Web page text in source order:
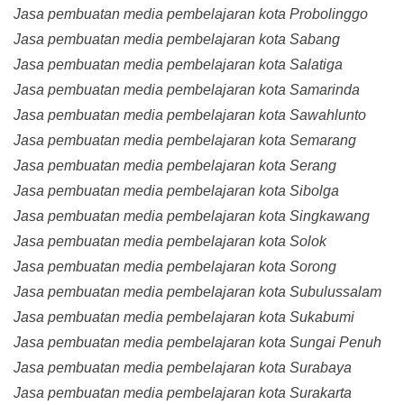
Jasa pembuatan media pembelajaran kota Probolinggo
Jasa pembuatan media pembelajaran kota Sabang
Jasa pembuatan media pembelajaran kota Salatiga
Jasa pembuatan media pembelajaran kota Samarinda
Jasa pembuatan media pembelajaran kota Sawahlunto
Jasa pembuatan media pembelajaran kota Semarang
Jasa pembuatan media pembelajaran kota Serang
Jasa pembuatan media pembelajaran kota Sibolga
Jasa pembuatan media pembelajaran kota Singkawang
Jasa pembuatan media pembelajaran kota Solok
Jasa pembuatan media pembelajaran kota Sorong
Jasa pembuatan media pembelajaran kota Subulussalam
Jasa pembuatan media pembelajaran kota Sukabumi
Jasa pembuatan media pembelajaran kota Sungai Penuh
Jasa pembuatan media pembelajaran kota Surabaya
Jasa pembuatan media pembelajaran kota Surakarta